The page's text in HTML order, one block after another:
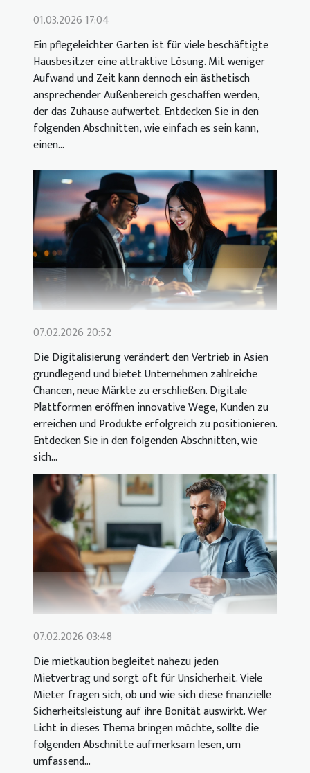
01.03.2026 17:04
Ein pflegeleichter Garten ist für viele beschäftigte
Hausbesitzer eine attraktive Lösung. Mit weniger
Aufwand und Zeit kann dennoch ein ästhetisch
ansprechender Außenbereich geschaffen werden,
der das Zuhause aufwertet. Entdecken Sie in den
folgenden Abschnitten, wie einfach es sein kann,
einen...
07.02.2026 20:52
Die Digitalisierung verändert den Vertrieb in Asien
grundlegend und bietet Unternehmen zahlreiche
Chancen, neue Märkte zu erschließen. Digitale
Plattformen eröffnen innovative Wege, Kunden zu
erreichen und Produkte erfolgreich zu positionieren.
Entdecken Sie in den folgenden Abschnitten, wie
sich...
07.02.2026 03:48
Die mietkaution begleitet nahezu jeden
Mietvertrag und sorgt oft für Unsicherheit. Viele
Mieter fragen sich, ob und wie sich diese finanzielle
Sicherheitsleistung auf ihre Bonität auswirkt. Wer
Licht in dieses Thema bringen möchte, sollte die
folgenden Abschnitte aufmerksam lesen, um
umfassend...